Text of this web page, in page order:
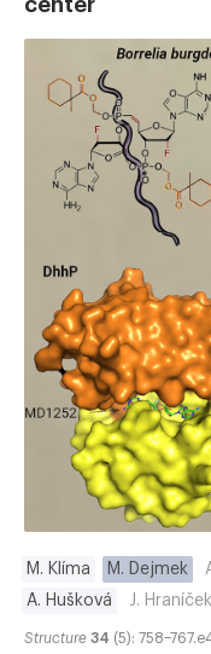
center
M. Klíma M. Dejmek
A. Hušková
J. Hraníček
Structure 34 (5):